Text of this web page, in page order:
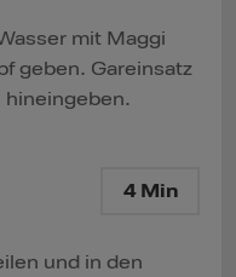
mit Maggi
geben. Gareinsatz
hineingeben.
4 Min
und in den